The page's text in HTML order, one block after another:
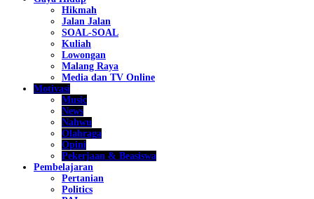
Hikmah
Jalan Jalan
SOAL-SOAL
Kuliah
Lowongan
Malang Raya
Media dan TV Online
Motivasi
Music
News
Nahwu
Olahraga
Opini
Pekerjaan & Beasiswa
Pembelajaran
Pertanian
Politics